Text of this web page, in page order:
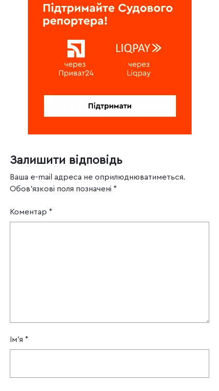
Залишити відповідь
Ваша e-mail адреса не оприлюднюватиметься.
Обов’язкові поля позначені *
Коментар *
Ім'я *